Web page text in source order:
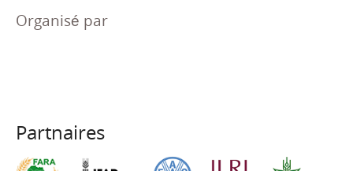
Organisé par
Partnaires